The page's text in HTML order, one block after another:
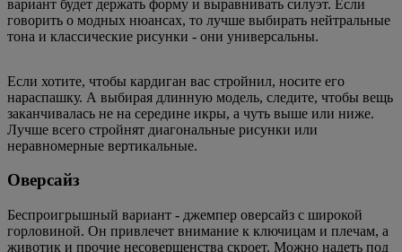
вариант будет держать форму и выравнивать силуэт. Если
говорить о модных нюансах, то лучше выбирать нейтральные
тона и классические рисунки - они универсальны.
Если хотите, чтобы кардиган вас стройнил, носите его
нараспашку. А выбирая длинную модель, следите, чтобы вещь
заканчивалась не на середине икры, а чуть выше или ниже.
Лучше всего стройнят диагональные рисунки или
неравномерные вертикальные.
Оверсайз
Беспроигрышный вариант - джемпер оверсайз с широкой
горловиной. Он привлечет внимание к ключицам и плечам, а
животик и прочие несовершенства скроет. Можно надеть под